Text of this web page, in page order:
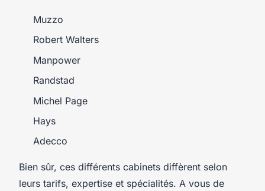
Muzzo
Robert Walters
Manpower
Randstad
Michel Page
Hays
Adecco
Bien sûr, ces différents cabinets diffèrent selon
leurs tarifs, expertise et spécialités. A vous de